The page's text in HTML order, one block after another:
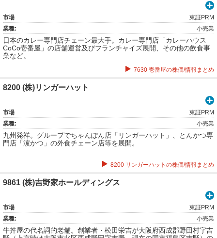
市場
東証PRM
業種:
小売業
日本のカレー専門店チェーン最大手。カレー専門店「カレーハウス
CoCo壱番屋」の店舗運営及びフランチャイズ展開、その他の飲食事
業など。
7630 壱番屋の株価/情報まとめ
8200 (株)リンガーハット
市場
東証PRM
業種:
小売業
九州発祥。グループでちゃんぽん店「リンガーハット」、とんかつ専
門店「濵かつ」の外食チェーン店等を展開。
8200 リンガーハットの株価/情報まとめ
9861 (株)吉野家ホールディングス
市場
東証PRM
業種:
小売業
牛丼屋の代名詞的老舗。創業者・松田栄吉が大阪府西成郡野田村字吉